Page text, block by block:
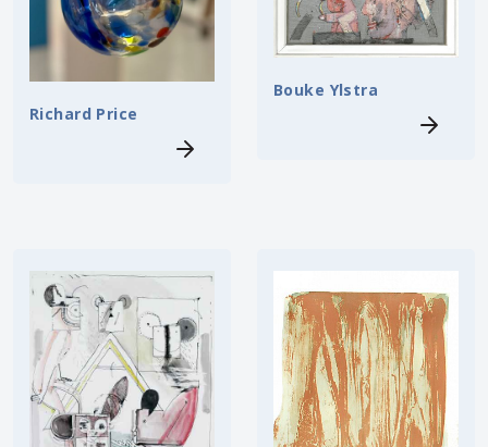
Richard Price
Bouke Ylstra